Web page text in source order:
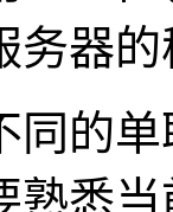
务器
同的
熟悉